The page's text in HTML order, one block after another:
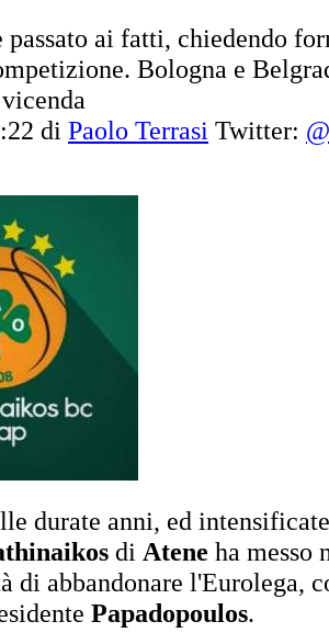
passato ai fatti, chiedendo
Bologna e
di Paolo Terrasi Twitter:
durate anni, ed
di Atene ha messo
di abbandonare l'Eurolega,
Papadopoulos.